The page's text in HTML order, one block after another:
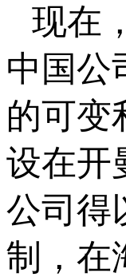
现在
中国公
的可变
设在开
公司得
制，在